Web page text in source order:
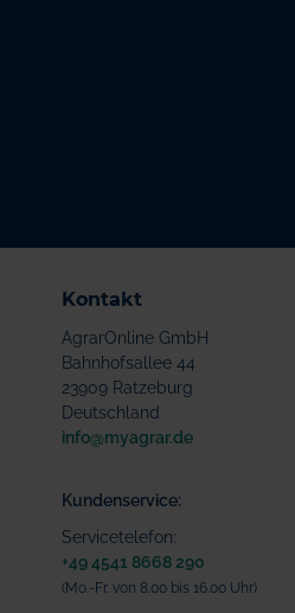
Kontakt
AgrarOnline GmbH
Bahnhofsallee 44
23909 Ratzeburg
Deutschland
info@myagrar.de
Kundenservice:
Servicetelefon:
+49 4541 8668 290
(Mo.-Fr. von 8.00 bis 16.00 Uhr)